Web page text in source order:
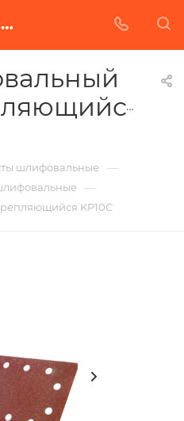
Лист шлифовальный самозакрепляющийся KP10C в Белгороде | Купить по недорогой цене от Абразивного Завода
шлифовальные —
—
KP10C